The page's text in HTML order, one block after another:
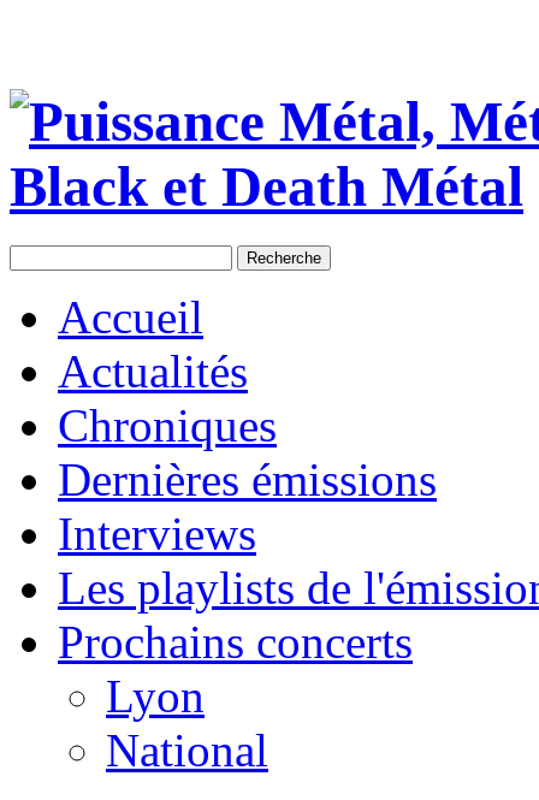
Accueil
Actualités
Chroniques
Dernières émissions
Interviews
Les playlists de
Prochains concerts
Lyon
National